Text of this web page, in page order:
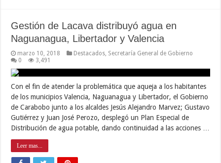
Gestión de Lacava distribuyó agua en
Naguanagua, Libertador y Valencia
marzo 10, 2018 Destacados Secretaría General de Gobierno
0
3,491
Con el fin de atender la problemática que aqueja a los habitantes
de los municipios Valencia, Naguanagua y Libertador, el Gobierno
de Carabobo junto a los alcaldes Jesús Alejandro Marvez; Gustavo
Gutiérrez y Juan José Perozo, desplegó un Plan Especial de
Distribución de agua potable, dando continuidad a las acciones …
Leer mas...